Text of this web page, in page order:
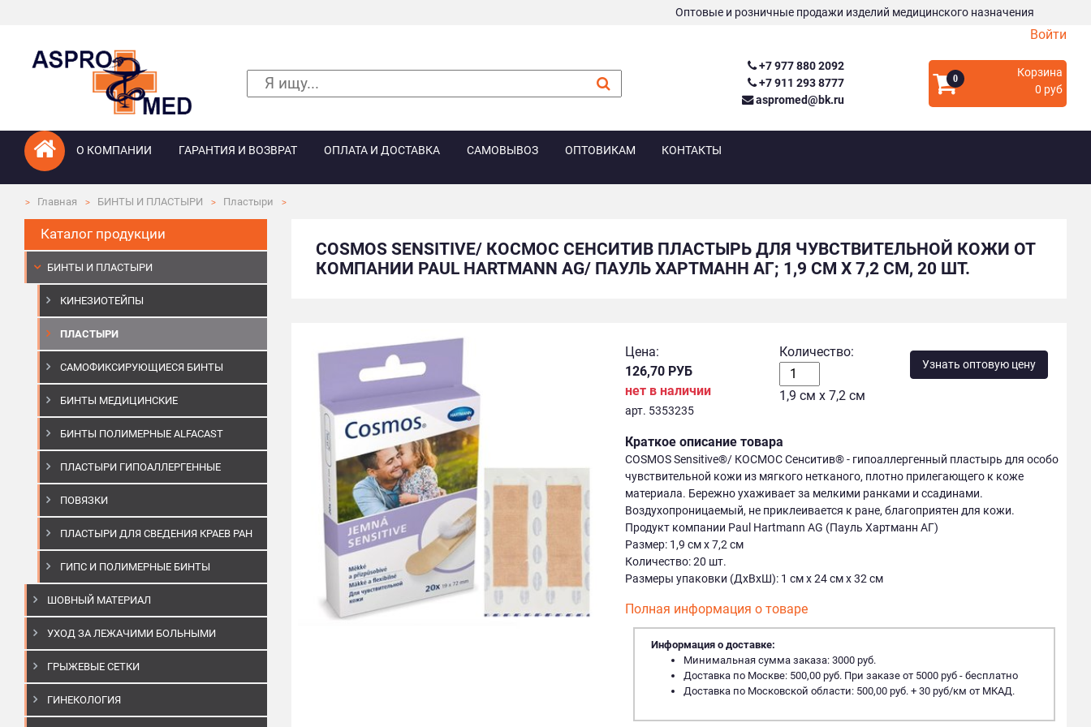
Оптовые и розничные продажи изделий медицинского назначения
Войти
+7 977 880 2092
+7 911 293 8777
aspromed@bk.ru
0
Корзина
0 руб
О КОМПАНИИ ГАРАНТИЯ И ВОЗВРАТ ОПЛАТА И ДОСТАВКА САМОВЫВОЗ ОПТОВИКАМ КОНТАКТЫ
Главная БИНТЫ И ПЛАСТЫРИ Пластыри
Каталог продукции
БИНТЫ И ПЛАСТЫРИ
КИНЕЗИОТЕЙПЫ
ПЛАСТЫРИ
САМОФИКСИРУЮЩИЕСЯ БИНТЫ
БИНТЫ МЕДИЦИНСКИЕ
БИНТЫ ПОЛИМЕРНЫЕ ALFACAST
ПЛАСТЫРИ ГИПОАЛЛЕРГЕННЫЕ
ПОВЯЗКИ
ПЛАСТЫРИ ДЛЯ СВЕДЕНИЯ КРАЕВ РАН
ГИПС И ПОЛИМЕРНЫЕ БИНТЫ
ШОВНЫЙ МАТЕРИАЛ
УХОД ЗА ЛЕЖАЧИМИ БОЛЬНЫМИ
ГРЫЖЕВЫЕ СЕТКИ
ГИНЕКОЛОГИЯ
COSMOS SENSITIVE/ КОСМОС СЕНСИТИВ ПЛАСТЫРЬ ДЛЯ ЧУВСТВИТЕЛЬНОЙ КОЖИ ОТ
КОМПАНИИ PAUL HARTMANN AG/ ПАУЛЬ ХАРТМАНН АГ; 1,9 СМ Х 7,2 СМ, 20 ШТ.
Цена:
126,70 РУБ
нет в наличии
арт. 5353235
Количество:
1,9 см х 7,2 см
Узнать оптовую цену
Краткое описание товара
COSMOS Sensitive®/ КОСМОС Сенситив® - гипоаллергенный пластырь для особо
чувствительной кожи из мягкого нетканого, плотно прилегающего к коже
материала. Бережно ухаживает за мелкими ранками и ссадинами.
Воздухопроницаемый, не приклеивается к ране, благоприятен для кожи.
Продукт компании Paul Hartmann AG (Пауль Хартманн АГ)
Размер: 1,9 см х 7,2 см
Количество: 20 шт.
Размеры упаковки (ДхВхШ): 1 см х 24 см х 32 см
Полная информация о товаре
Информация о доставке:
Минимальная сумма заказа: 3000 руб.
Доставка по Москве: 500,00 руб. При заказе от 5000 руб - бесплатно
Доставка по Московской области: 500,00 руб. + 30 руб/км от МКАД.